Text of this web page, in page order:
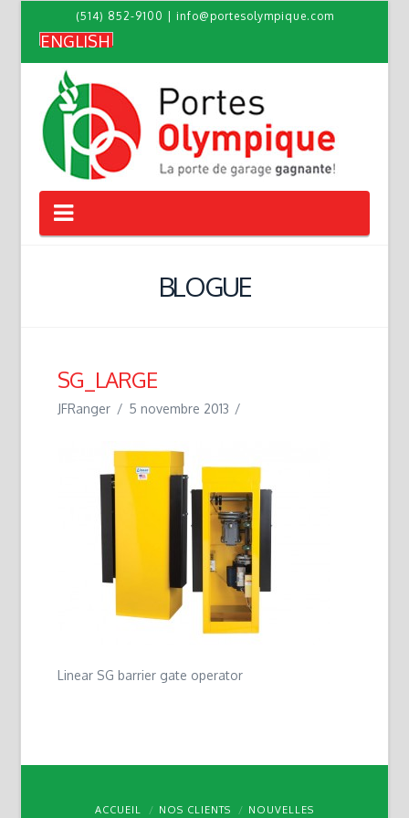
(514) 852-9100 info@portesolympique.com
ENGLISH
Navigation
BLOGUE
SG_LARGE
JFRanger 5 novembre 2013
Linear SG barrier gate operator
ACCUEIL NOS CLIENTS NOUVELLES